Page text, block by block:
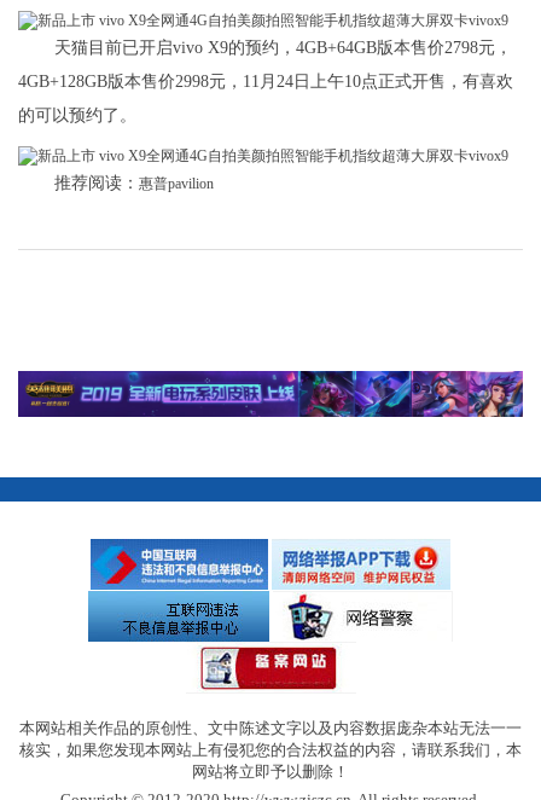
天猫目前已开启vivo X9的预约，4GB+64GB版本售价2798元，
4GB+128GB版本售价2998元，11月24日上午10点正式开售，有喜欢
的可以预约了。
推荐阅读： 惠普pavilion
本网站相关作品的原创性、文中陈述文字以及内容数据庞杂本站无法一一
核实，如果您发现本网站上有侵犯您的合法权益的内容，请联系我们，本
网站将立即予以删除！